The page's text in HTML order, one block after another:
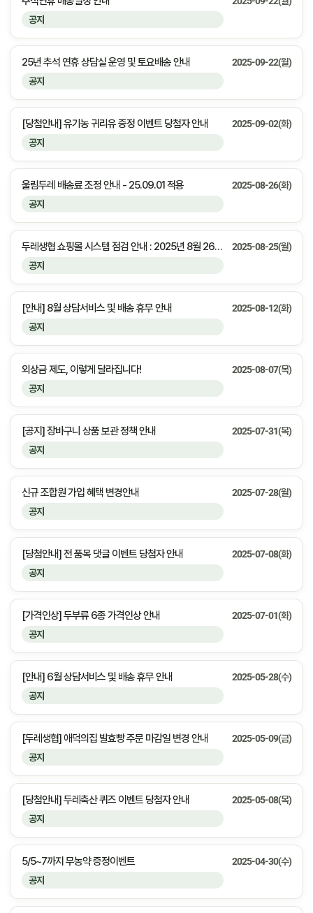
공지
공지
25년 추석 연휴 상담실 운영 및 토요배송 안내 2025-09-22(월)
공지
[당첨안내] 유기농 귀리유 증정 이벤트 당첨자 안내 2025-09-02(화)
공지
울림두레 배송료 조정 안내 - 25.09.01 적용 2025-08-26(화)
공지
두레생협 쇼핑몰 시스템 점검 안내 : 2025년 8월 26일(화) 23:00 ~ 익일 01:00 (약 2시간) 2025-08-25(월)
공지
[안내] 8월 상담서비스 및 배송 휴무 안내 2025-08-12(화)
공지
외상금 제도, 이렇게 달라집니다! 2025-08-07(목)
공지
[공지] 장바구니 상품 보관 정책 안내 2025-07-31(목)
공지
신규 조합원 가입 혜택 변경안내 2025-07-28(월)
공지
[당첨안내] 전 품목 댓글 이벤트 당첨자 안내 2025-07-08(화)
공지
[가격인상] 두부류 6종 가격인상 안내 2025-07-01(화)
공지
[안내] 6월 상담서비스 및 배송 휴무 안내 2025-05-28(수)
공지
[두레생협] 애덕의집 발효빵 주문 마감일 변경 안내 2025-05-09(금)
공지
[당첨안내] 두레축산 퀴즈 이벤트 당첨자 안내 2025-05-08(목)
공지
5/5~7까지 무농약 증정이벤트 2025-04-30(수)